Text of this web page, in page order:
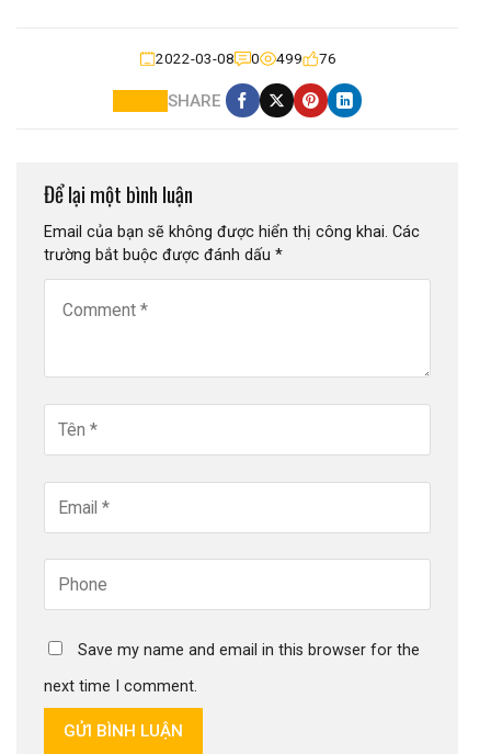
2022-03-08 0 499 76
SHARE
Để lại một bình luận
Email của bạn sẽ không được hiển thị công khai. Các
trường bắt buộc được đánh dấu *
Save my name and email in this browser for the
next time I comment.
GỬI BÌNH LUẬN